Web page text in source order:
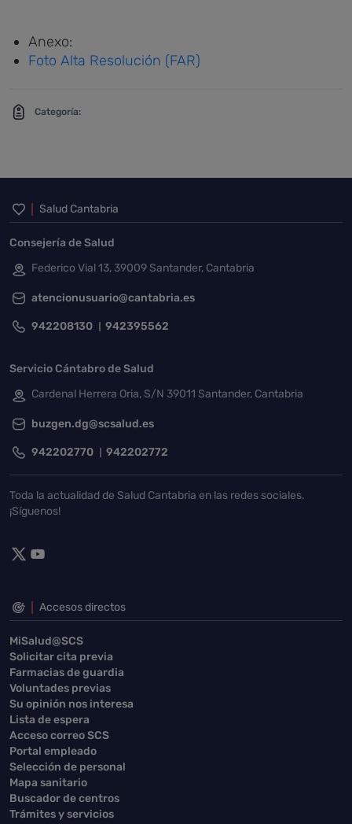
Anexo:
Foto Alta Resolución (FAR)
Categoría:
Inicio del pie de página
Salud Cantabria
Consejería de Salud
Federico Vial 13, 39009 Santander, Cantabria
atencionusuario@cantabria.es
942208130 942395562
Servicio Cántabro de Salud
Cardenal Herrera Oria, S/N 39011 Santander, Cantabria
buzgen.dg@scsalud.es
942202770 942202772
Toda la actualidad de Salud Cantabria en las redes sociales.
¡Síguenos!
Accesos directos
MiSalud@SCS
Solicitar cita previa
Farmacias de guardia
Voluntades previas
Su opinión nos interesa
Lista de espera
Acceso correo SCS
Portal empleado
Selección de personal
Mapa sanitario
Buscador de centros
Trámites y servicios